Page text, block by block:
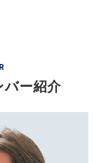
バー紹介